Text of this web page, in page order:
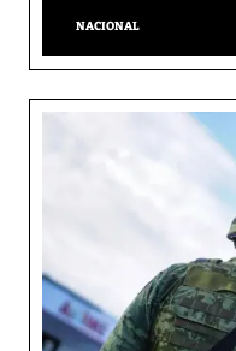
NACIONAL